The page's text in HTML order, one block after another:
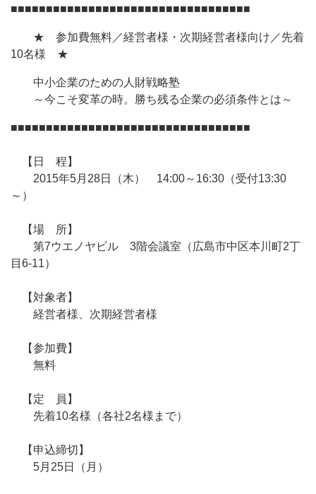
■■■■■■■■■■■■■■■■■■■■■■■■■■■■■■■■■■
★ 参加費無料／経営者様・次期経営者様向け／先着
10名様 ★
中小企業のための人財戦略塾
～今こそ変革の時。勝ち残る企業の必須条件とは～
■■■■■■■■■■■■■■■■■■■■■■■■■■■■■■■■■■
【日 程】
2015年5月28日（木） 14:00～16:30（受付13:30
～）
【場 所】
第7ウエノヤビル 3階会議室（広島市中区本川町2丁
目6-11）
【対象者】
経営者様、次期経営者様
【参加費】
無料
【定 員】
先着10名様（各社2名様まで）
【申込締切】
5月25日（月）